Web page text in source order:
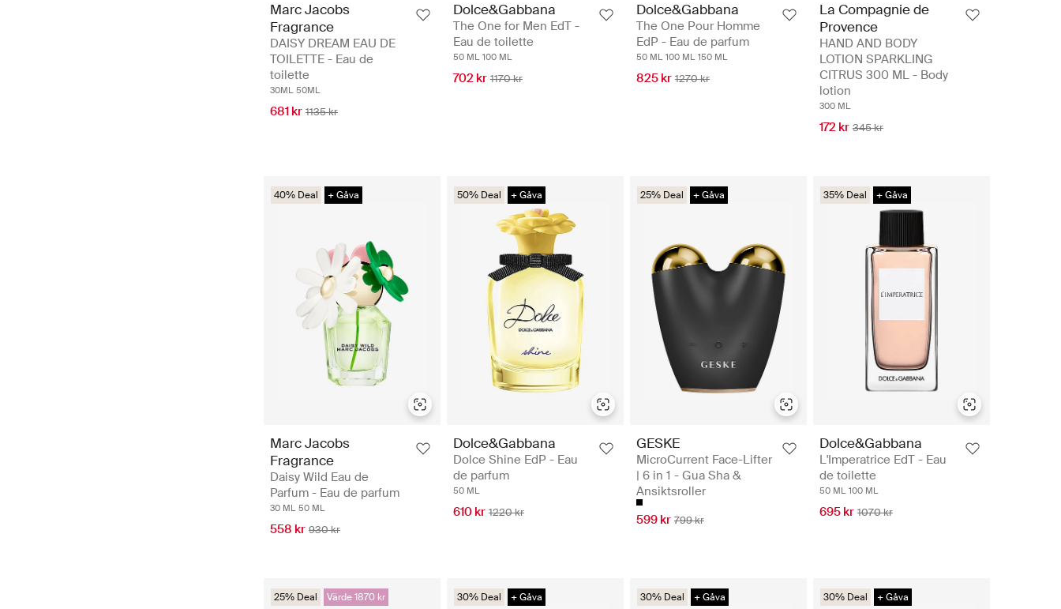
Marc Jacobs
Fragrance
DAISY DREAM EAU DE
TOILETTE - Eau de
toilette
30ML 50ML
681 kr 1135 kr
Dolce&Gabbana
The One for Men EdT -
Eau de toilette
50 ML 100 ML
702 kr 1170 kr
Dolce&Gabbana
The One Pour Homme
EdP - Eau de parfum
50 ML 100 ML 150 ML
825 kr 1270 kr
La Compagnie de
Provence
HAND AND BODY
LOTION SPARKLING
CITRUS 300 ML - Body
lotion
300 ML
172 kr 345 kr
40% Deal + Gåva
Marc Jacobs
Fragrance
Daisy Wild Eau de
Parfum - Eau de parfum
30 ML 50 ML
558 kr 930 kr
50% Deal + Gåva
Dolce&Gabbana
Dolce Shine EdP - Eau
de parfum
50 ML
610 kr 1220 kr
25% Deal + Gåva
GESKE
MicroCurrent Face-Lifter
| 6 in 1 - Gua Sha &
Ansiktsroller
599 kr 799 kr
35% Deal + Gåva
Dolce&Gabbana
L'Imperatrice EdT - Eau
de toilette
50 ML 100 ML
695 kr 1070 kr
25% Deal Värde 1870 kr 30% Deal + Gåva 30% Deal + Gåva 30% Deal + Gåva